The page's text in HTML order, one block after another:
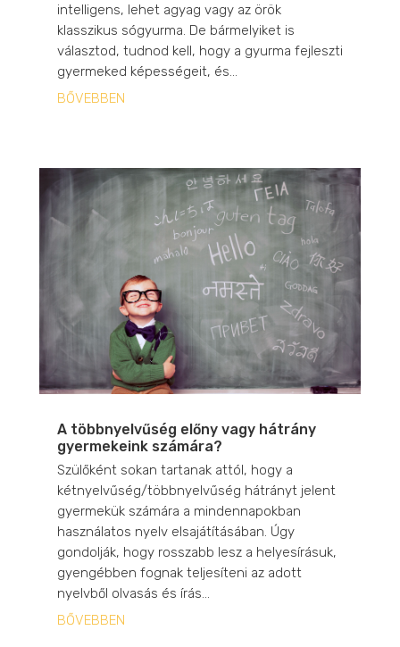
intelligens, lehet agyag vagy az örök
klasszikus sógyurma. De bármelyiket is
választod, tudnod kell, hogy a gyurma fejleszti
gyermeked képességeit, és...
BŐVEBBEN
A többnyelvűség előny vagy hátrány
gyermekeink számára?
Szülőként sokan tartanak attól, hogy a
kétnyelvűség/többnyelvűség hátrányt jelent
gyermekük számára a mindennapokban
használatos nyelv elsajátításában. Úgy
gondolják, hogy rosszabb lesz a helyesírásuk,
gyengébben fognak teljesíteni az adott
nyelvből olvasás és írás...
BŐVEBBEN